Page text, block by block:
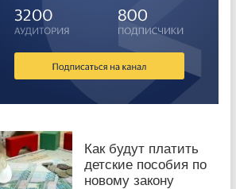
Как будут платить
детские пособия по
новому закону